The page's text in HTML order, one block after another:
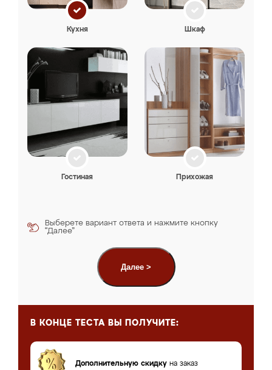
Кухня Шкаф
Гостиная Прихожая
Выберете вариант ответа и нажмите кнопку
“Далее”
Далее >
В КОНЦЕ ТЕСТА ВЫ ПОЛУЧИТЕ:
Дополнительную скидку на заказ